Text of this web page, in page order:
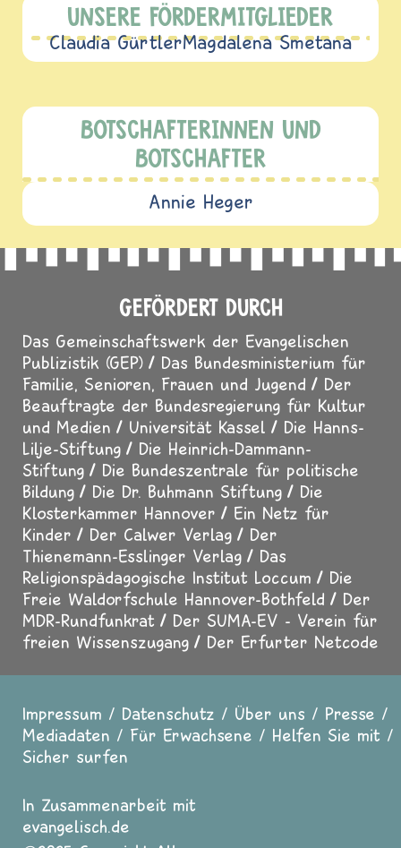
UNSERE FÖRDERMITGLIEDER
Claudia GürtlerMagdalena Smetana
BOTSCHAFTERINNEN UND
BOTSCHAFTER
Annie Heger
GEFÖRDERT DURCH
Das Gemeinschaftswerk der Evangelischen
Publizistik (GEP)
Das Bundesministerium für
Familie, Senioren, Frauen und Jugend
Der
Beauftragte der Bundesregierung für Kultur
und Medien
Universität Kassel
Die Hanns-
Lilje-Stiftung
Die Heinrich-Dammann-
Stiftung
Die Bundeszentrale für politische
Bildung
Die Dr. Buhmann Stiftung
Die
Klosterkammer Hannover
Ein Netz für
Kinder
Der Calwer Verlag
Der
Thienemann-Esslinger Verlag
Das
Religionspädagogische Institut Loccum
Die
Freie Waldorfschule Hannover-Bothfeld
Der
MDR-Rundfunkrat
Der SUMA-EV - Verein für
freien Wissenszugang
Der Erfurter Netcode
Fußzeile
Impressum Datenschutz Über uns
Presse
Mediadaten
Für Erwachsene
Helfen Sie mit
Sicher surfen
In Zusammenarbeit mit
evangelisch.de